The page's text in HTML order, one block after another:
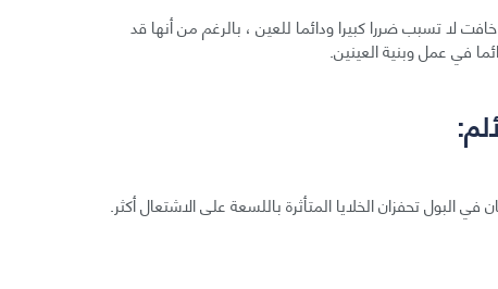
لا تسبب ضررا كبيرا ودائما للعين ، بالرغم من أنها قد
في عمل وبنية العينين.
البول تحفزان الخلايا المتأثرة باللسعة على الاشتعال أكثر.